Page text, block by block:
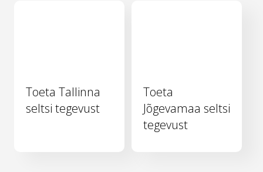
Toeta Tallinna
seltsi tegevust
Toeta
Jõgevamaa seltsi
tegevust